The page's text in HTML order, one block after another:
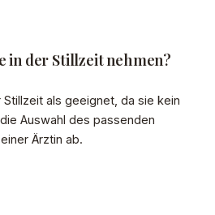
in der Stillzeit nehmen?
als geeignet, da sie kein
Auswahl des passenden
Ärztin ab.